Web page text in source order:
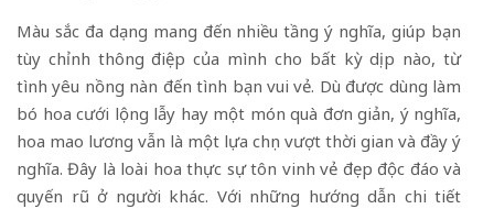
Màu sắc đa dạng mang đến nhiều tầng ý nghĩa, giúp bạn
tùy chỉnh thông điệp của mình cho bất kỳ dịp nào, từ
tình yêu nồng nàn đến tình bạn vui vẻ. Dù được dùng làm
bó hoa cưới lộng lẫy hay một món quà đơn giản, ý nghĩa,
hoa mao lương vẫn là một lựa chọn vượt thời gian và đầy ý
nghĩa. Đây là loài hoa thực sự tôn vinh vẻ đẹp độc đáo và
quyến rũ ở người khác. Với những hướng dẫn chi tiết